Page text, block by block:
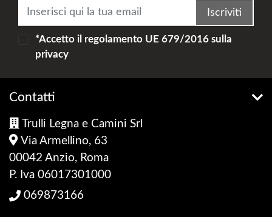
Iscriviti
*Accetto il regolamento UE 679/2016sulla
privacy
Contatti
Trulli Legna e Camini Srl
Via Armellino, 63
00042 Anzio, Roma
P. Iva 06017301000
069873166